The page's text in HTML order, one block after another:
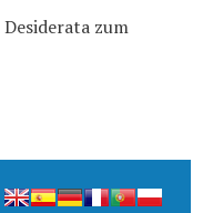
zum